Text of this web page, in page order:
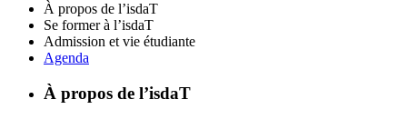
À propos de l’isdaT
Se former à l’isdaT
Admission et vie étudiante
Agenda
À propos de l’isdaT